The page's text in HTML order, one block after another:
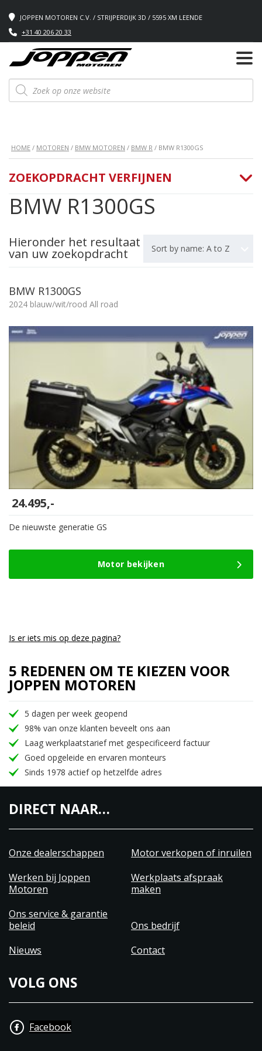
JOPPEN MOTOREN C.V. / STRIJPERDIJK 3D / 5595 XM LEENDE
+31 40 206 20 33
Producten
zoeken
HOME / MOTOREN / BMW MOTOREN / BMW R / BMW R1300GS
BMW R1300GS
Hieronder het resultaat
van uw zoekopdracht Sort by name: A to Z
BMW R1300GS
2024 blauw/wit/rood All road
24.495,-
De nieuwste generatie GS
Motor bekijken
ZOEKOPDRACHT VERFIJNEN
Is er iets mis op deze pagina?
5 REDENEN OM TE KIEZEN VOOR
JOPPEN MOTOREN
5 dagen per week geopend
98% van onze klanten beveelt ons aan
Laag werkplaatstarief met gespecificeerd factuur
Goed opgeleide en ervaren monteurs
Sinds 1978 actief op hetzelfde adres
DIRECT NAAR…
Onze dealerschappen
Motor verkopen of inruilen
Werken bij Joppen
Motoren
Werkplaats afspraak
maken
Ons service & garantie
beleid
Ons bedrijf
Nieuws
Contact
VOLG ONS
Facebook